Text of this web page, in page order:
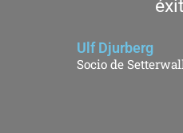
Ulf Djurberg
Socio de